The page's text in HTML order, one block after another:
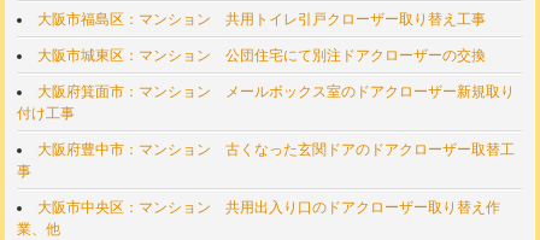
大阪市福島区：マンション 共用トイレ引戸クローザー取り替え工事
大阪市城東区：マンション 公団住宅にて別注ドアクローザーの交換
大阪府箕面市：マンション メールボックス室のドアクローザー新規取り
付け工事
大阪府豊中市：マンション 古くなった玄関ドアのドアクローザー取替工
事
大阪市中央区：マンション 共用出入り口のドアクローザー取り替え作
業、他